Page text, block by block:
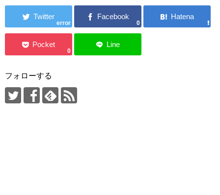
error 0
0
フォローする